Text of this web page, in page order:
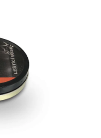
Pre firmy
Potlač lôg
Reklamačný poriadok